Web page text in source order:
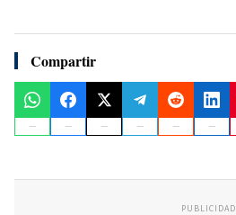
Compartir
PUBLICIDAD